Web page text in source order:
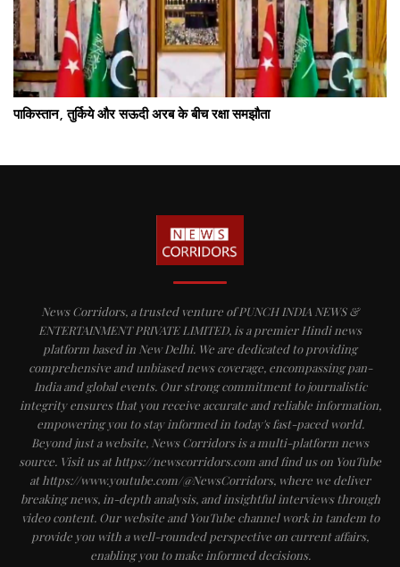
पाकिस्तान, तुर्किये और सऊदी अरब के बीच रक्षा समझौता
News Corridors, a trusted venture of PUNCH INDIA NEWS &
ENTERTAINMENT PRIVATE LIMITED, is a premier Hindi news
platform based in New Delhi. We are dedicated to providing
comprehensive and unbiased news coverage, encompassing pan-
India and global events. Our strong commitment to journalistic
integrity ensures that you receive accurate and reliable information,
empowering you to stay informed in today's fast-paced world.
Beyond just a website, News Corridors is a multi-platform news
source. Visit us at https://newscorridors.com and find us on YouTube
at https://www.youtube.com/@NewsCorridors, where we deliver
breaking news, in-depth analysis, and insightful interviews through
video content. Our website and YouTube channel work in tandem to
provide you with a well-rounded perspective on current affairs,
enabling you to make informed decisions.